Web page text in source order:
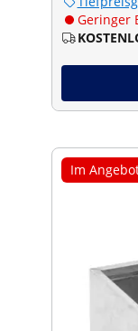
Geringer
Im